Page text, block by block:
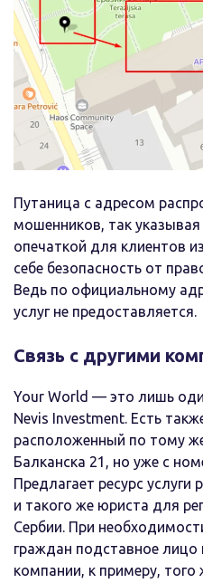
Путаница с адресом
мошенников, так
опечаткой для клиентов
себе безопасность от
Ведь по официальному
услуг не предоставляется.
Связь с другими
Your World — это лишь
Nevis Investment. Есть
расположенный по тому
Балканска 21, но уже с
Предлагает ресурс услуги
и такого же юриста для
Сербии. При
граждан подставное
компании, к примеру,